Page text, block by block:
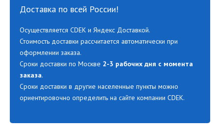
Доставка по всей России!
Осуществляется CDEK и Яндекс Доставкой.
Стоимость доставки рассчитается автоматически при
оформлении заказа.
Сроки доставки по Москве 2-3 рабочих дня с момента
заказа.
Сроки доставки в другие населенные пункты можно
ориентировочно определить на сайте компании CDEK.